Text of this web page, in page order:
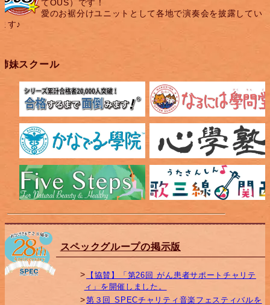
てOUS）です！
愛のお裾分けユニットとして各地で演奏会を披露してい
す♪
妹スクール
スペックグループの掲示版
【協賛】「第26回 がん患者サポートチャリテ
ィ」を開催しました。
第３回 SPECチャリティ音楽フェスティバルを